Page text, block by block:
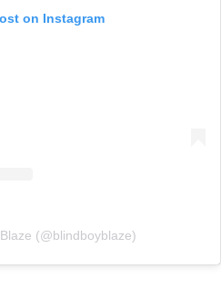
on Instagram
(@blindboyblaze)